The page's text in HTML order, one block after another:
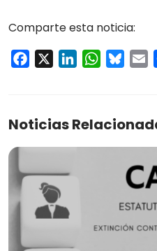
Comparte esta noticia:
Facebook LinkedIn
Noticias